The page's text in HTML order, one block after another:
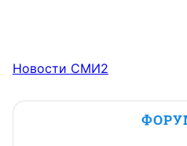
Новости СМИ2